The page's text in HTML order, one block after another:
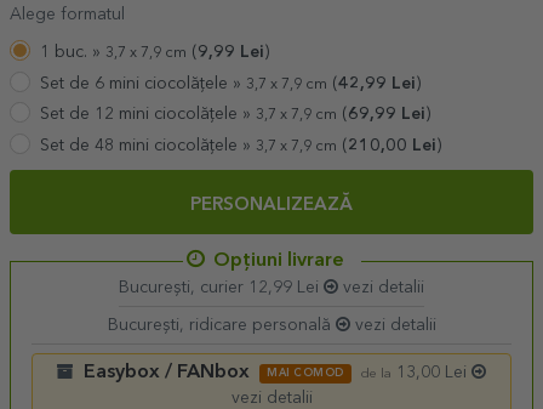
Alege formatul
1 buc. » 3,7 x 7,9 cm ( 9,99 Lei )
Set de 6 mini ciocolățele » 3,7 x 7,9 cm (42,99 Lei)
Set de 12 mini ciocolățele » 3,7 x 7,9 cm ( 69,99 Lei )
Set de 48 mini ciocolățele » 3,7 x 7,9 cm ( 210,00 Lei )
PERSONALIZEAZĂ
Opțiuni livrare
București, curier 12,99 Lei vezi detalii
București, ridicare personală vezi detalii
Easybox / FANbox MAI COMOD de la
13,00 Lei
vezi detalii